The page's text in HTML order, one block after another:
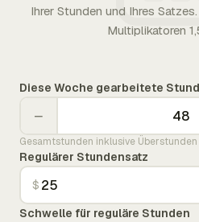
Ihrer Stunden und Ihres
Multiplikatoren
Diese Woche gearbeitete
−
Gesamtstunden inklusive Überstunden
Regulärer Stundensatz
$
Schwelle für reguläre Stunden